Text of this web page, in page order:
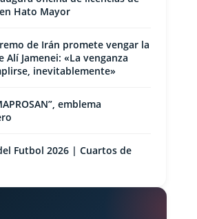
Hato Mayor
de Irán promete vengar la
Alí Jamenei: «La venganza
inevitablemente»
emblema
Futbol 2026 | Cuartos de